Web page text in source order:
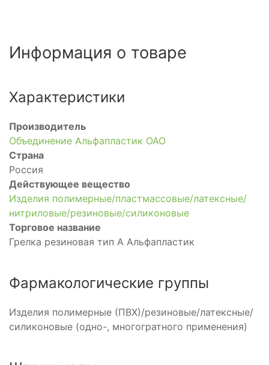
Информация о товаре
Характеристики
Производитель
Объединение Альфапластик ОАО
Страна
Россия
Действующее вещество
Изделия полимерные/пластмассовые/латексные/
нитриловые/резиновые/силиконовые
Торговое название
Грелка резиновая тип А Альфапластик
Фармакологические группы
Изделия полимерные (ПВХ)/резиновые/латексные/
силиконовые (одно-, многогратного применения)